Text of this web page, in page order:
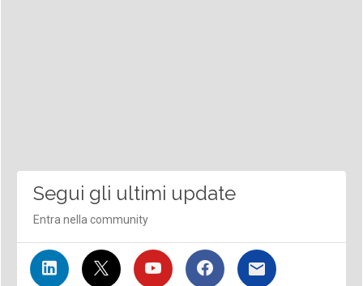
Segui gli ultimi update
Entra nella community